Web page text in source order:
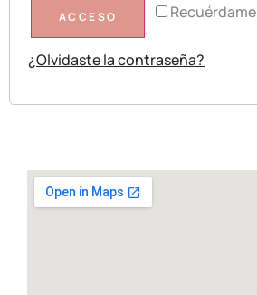
Recuérdame
ACCESO
¿Olvidaste la contraseña?